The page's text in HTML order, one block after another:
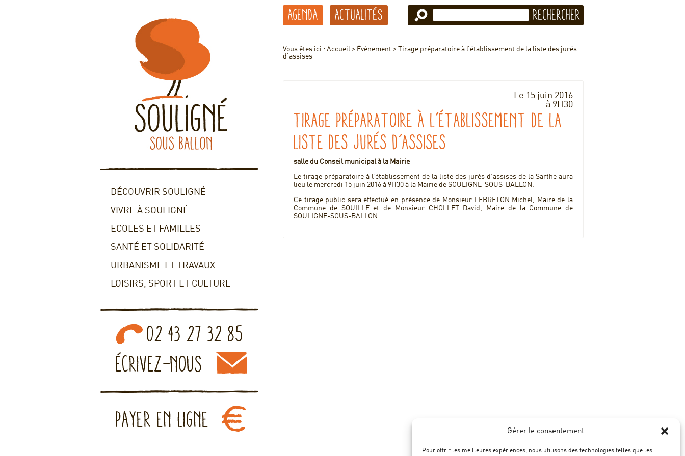
Gérer le consentement
Pour offrir les meilleures expériences, nous utilisons des technologies telles que les
DÉCOUVRIR SOULIGNÉ
VIVRE À SOULIGNÉ
ECOLES ET FAMILLES
SANTÉ ET SOLIDARITÉ
URBANISME ET TRAVAUX
LOISIRS, SPORT ET CULTURE
Agenda Actualités
Vous êtes ici : Accueil > Évènement >
Tirage préparatoire à l’établissement de la liste des jurés
d’assises
Le 15 juin 2016
à 9H30
Tirage préparatoire à l’établissement de la
liste des jurés d’assises
salle du Conseil municipal à la Mairie
Le tirage préparatoire à l’établissement de la liste des jurés d’assises de la Sarthe aura
lieu le mercredi 15 juin 2016 à 9H30 à la Mairie de SOULIGNE-SOUS-BALLON.
Ce tirage public sera effectué en présence de Monsieur LEBRETON Michel, Maire de la
Commune de SOUILLE et de Monsieur CHOLLET David, Maire de la Commune de
SOULIGNE-SOUS-BALLON.